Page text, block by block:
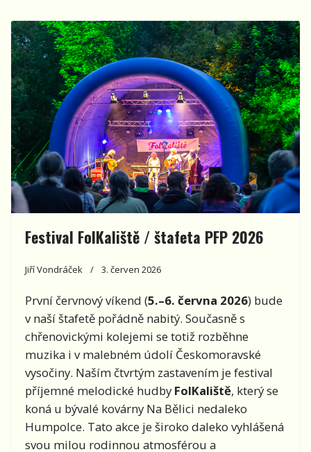
Festival FolKaliště / štafeta PFP 2026
Jiří Vondráček 3. červen 2026
První červnový víkend (5.–6. června 2026) bude
v naší štafetě pořádně nabitý. Současně s
chřenovickými kolejemi se totiž rozběhne
muzika i v malebném údolí Českomoravské
vysočiny. Naším čtvrtým zastavením je festival
příjemné melodické hudby FolKaliště, který se
koná u bývalé kovárny Na Bělici nedaleko
Humpolce. Tato akce je široko daleko vyhlášená
svou milou rodinnou atmosférou a